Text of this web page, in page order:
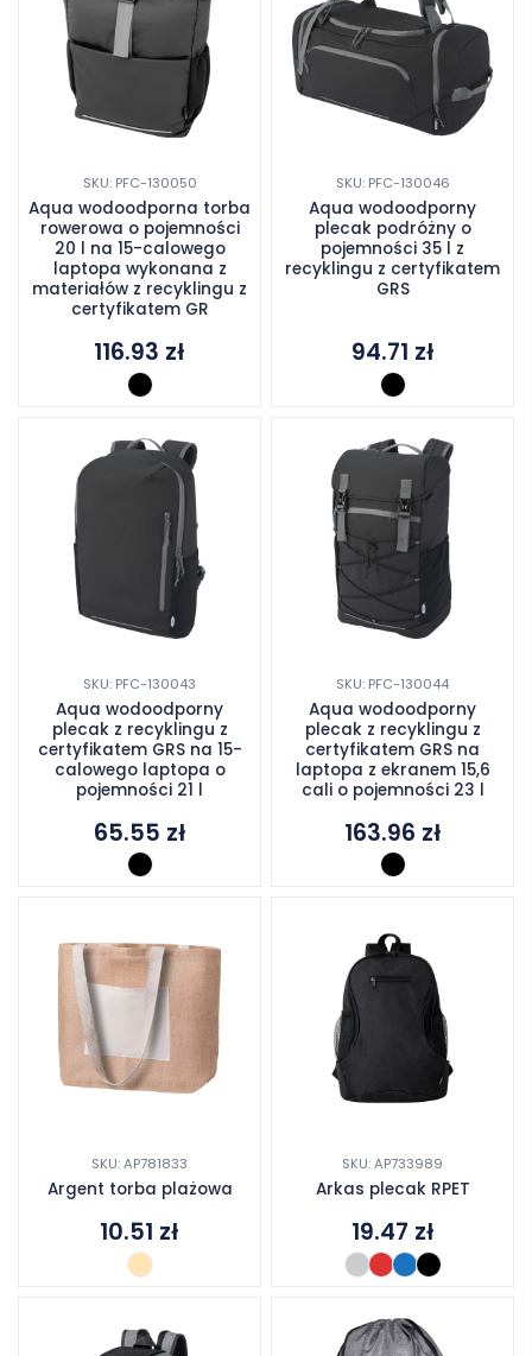
SKU: PFC-130050
Aqua wodoodporna torba
rowerowa o pojemności
20 l na 15-calowego
laptopa wykonana z
materiałów z recyklingu z
certyfikatem GR
116.93 zł
SKU: PFC-130046
Aqua wodoodporny
plecak podróżny o
pojemności 35 l z
recyklingu z certyfikatem
GRS
94.71 zł
SKU: PFC-130043
Aqua wodoodporny
plecak z recyklingu z
certyfikatem GRS na 15-
calowego laptopa o
pojemności 21 l
65.55 zł
SKU: PFC-130044
Aqua wodoodporny
plecak z recyklingu z
certyfikatem GRS na
laptopa z ekranem 15,6
cali o pojemności 23 l
163.96 zł
SKU: AP781833
Argent torba plażowa
10.51 zł
SKU: AP733989
Arkas plecak RPET
19.47 zł